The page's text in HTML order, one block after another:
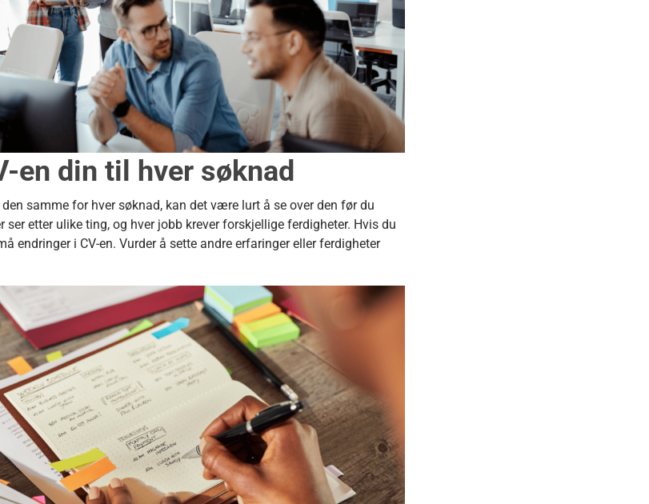
en din til hver søknad
samme for hver søknad, kan det være lurt å se over den før du
ser etter ulike ting, og hver jobb krever forskjellige ferdigheter. Hvis du
endringer i CV-en. Vurder å sette andre erfaringer eller ferdigheter